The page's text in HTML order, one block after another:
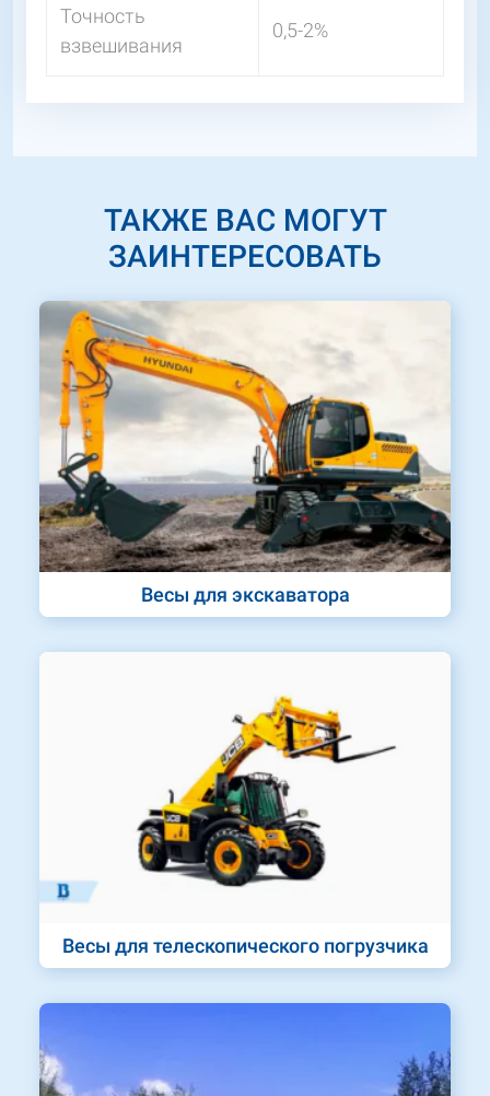
Точность
взвешивания
0,5-2%
ТАКЖЕ ВАС МОГУТ
ЗАИНТЕРЕСОВАТЬ
Весы для экскаватора
Весы для телескопического погрузчика